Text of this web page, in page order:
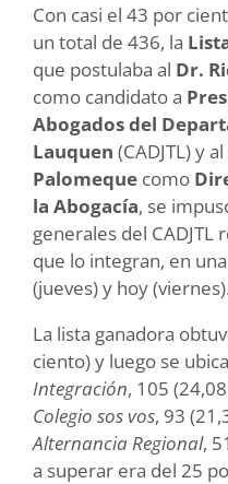
Con casi el 43 por
un total de 436, la
que postulaba al Dr.
como candidato a
Abogados del
Lauquen (CADJTL) y al
Palomeque como
la Abogacía, se
generales del
que lo integran, en
(jueves) y hoy (viernes).
La lista ganadora
ciento) y luego se
Integración, 105
Colegio sos vos, 93
Alternancia Regional,
a superar era del 25